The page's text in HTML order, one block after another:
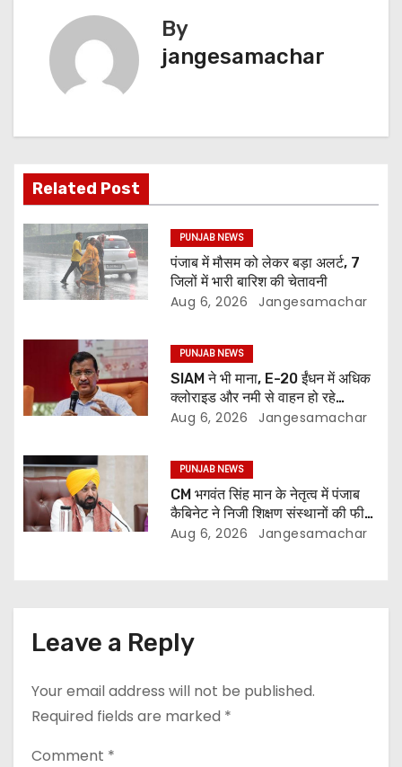
By
jangesamachar
Related Post
PUNJAB NEWS
पंजाब में मौसम को लेकर बड़ा अलर्ट, 7
जिलों में भारी बारिश की चेतावनी
Aug 6, 2026 Jangesamachar
PUNJAB NEWS
SIAM ने भी माना, E-20 ईंधन में अधिक
क्लोराइड और नमी से वाहन हो रहे
प्रभावित: अरविंद केजरीवाल
Aug 6, 2026 Jangesamachar
PUNJAB NEWS
CM भगवंत सिंह मान के नेतृत्व में पंजाब
कैबिनेट ने निजी शिक्षण संस्थानों की फीस
नियमन (संशोधन) विधेयक-2026 को
Aug 6, 2026 Jangesamachar
Leave a Reply
Your email address will not be published.
Required fields are marked *
Comment *